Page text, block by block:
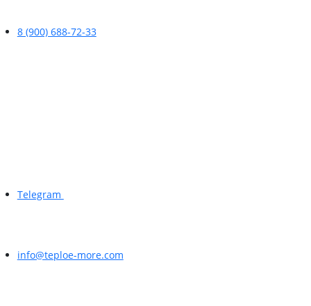
8 (900) 688-72-33
Telegram
info@teploe-more.com